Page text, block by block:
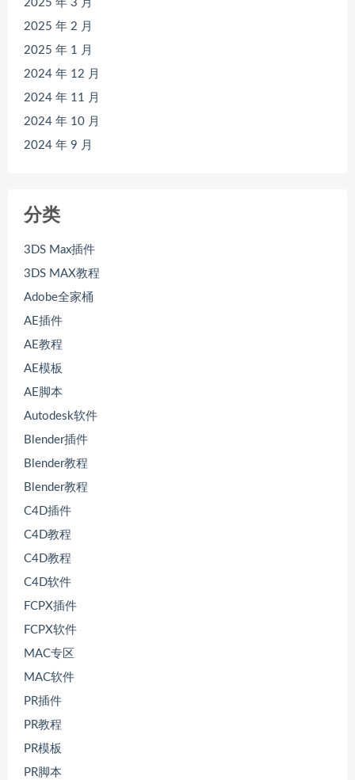
2025 年 3 月
2025 年 2 月
2025 年 1 月
2024 年 12 月
2024 年 11 月
2024 年 10 月
2024 年 9 月
分类
3DS Max插件
3DS MAX教程
Adobe全家桶
AE插件
AE教程
AE模板
AE脚本
Autodesk软件
Blender插件
Blender教程
Blender教程
C4D插件
C4D教程
C4D教程
C4D软件
FCPX插件
FCPX软件
MAC专区
MAC软件
PR插件
PR教程
PR模板
PR脚本